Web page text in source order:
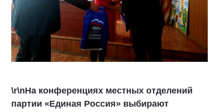
\r\nНа конференциях местных отделений
партии «Единая Россия» выбирают